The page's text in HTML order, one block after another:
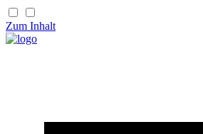
Zum Inhalt